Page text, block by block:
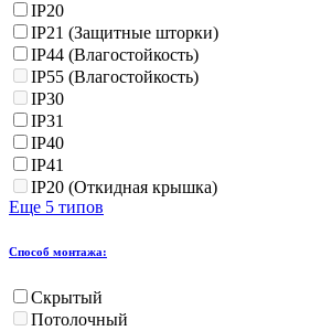
IP20
IP21 (Защитные шторки)
IP44 (Влагостойкость)
IP55 (Влагостойкость)
IP30
IP31
IP40
IP41
IP20 (Откидная крышка)
Еще 5 типов
Способ монтажа:
Скрытый
Потолочный